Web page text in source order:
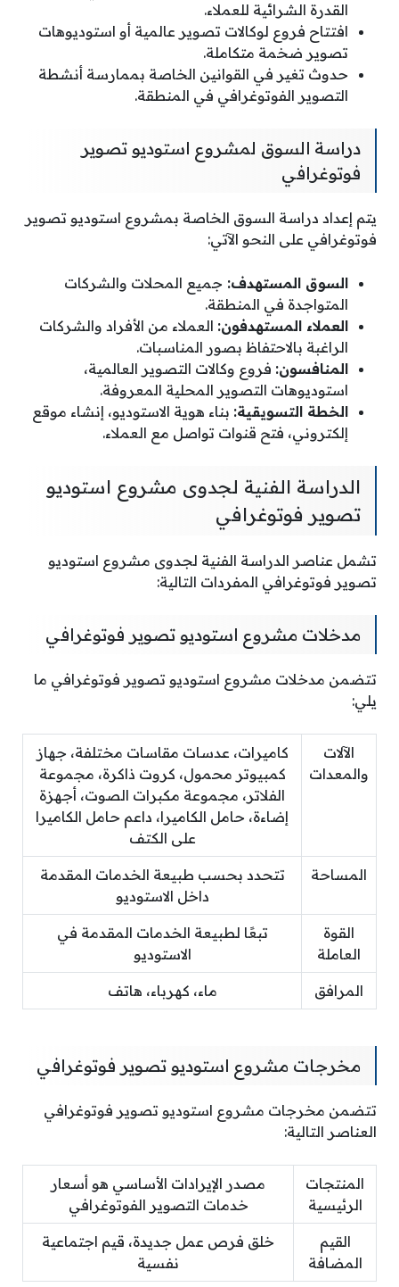
القدرة الشرائية للعملاء.
افتتاح فروع لوكالات تصوير عالمية أو استوديوهات
تصوير ضخمة متكاملة.
حدوث تغير في القوانين الخاصة بممارسة أنشطة
التصوير الفوتوغرافي في المنطقة.
دراسة السوق لمشروع استوديو تصوير
فوتوغرافي
يتم إعداد دراسة السوق الخاصة بمشروع استوديو تصوير
فوتوغرافي على النحو الآتي:
السوق المستهدف: جميع المحلات والشركات
المتواجدة في المنطقة.
العملاء المستهدفون: العملاء من الأفراد والشركات
الراغبة بالاحتفاظ بصور المناسبات.
المنافسون: فروع وكالات التصوير العالمية،
استوديوهات التصوير المحلية المعروفة.
الخطة التسويقية: بناء هوية الاستوديو، إنشاء موقع
إلكتروني، فتح قنوات تواصل مع العملاء.
الدراسة الفنية لجدوى مشروع استوديو
تصوير فوتوغرافي
تشمل عناصر الدراسة الفنية لجدوى مشروع استوديو
تصوير فوتوغرافي المفردات التالية:
مدخلات مشروع استوديو تصوير فوتوغرافي
تتضمن مدخلات مشروع استوديو تصوير فوتوغرافي ما
يلي:
الآلات
والمعدات
كاميرات، عدسات مقاسات مختلفة، جهاز
كمبيوتر محمول، كروت ذاكرة، مجموعة
الفلاتر، مجموعة مكبرات الصوت، أجهزة
إضاءة، حامل الكاميرا، داعم حامل الكاميرا
على الكتف
المساحة
تتحدد بحسب طبيعة الخدمات المقدمة
داخل الاستوديو
القوة
العاملة
تبعًا لطبيعة الخدمات المقدمة في
الاستوديو
المرافق ماء، كهرباء، هاتف
مخرجات مشروع استوديو تصوير فوتوغرافي
تتضمن مخرجات مشروع استوديو تصوير فوتوغرافي
العناصر التالية:
المنتجات
الرئيسية
مصدر الإيرادات الأساسي هو أسعار
خدمات التصوير الفوتوغرافي
القيم
المضافة
خلق فرص عمل جديدة، قيم اجتماعية
نفسية